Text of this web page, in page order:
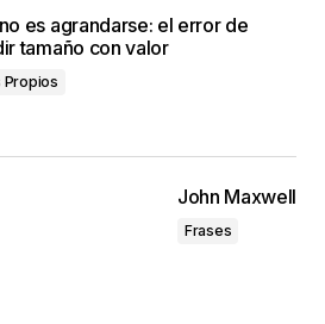
es agrandarse: el error de
tamaño con valor
Propios
John Maxwell
Frases